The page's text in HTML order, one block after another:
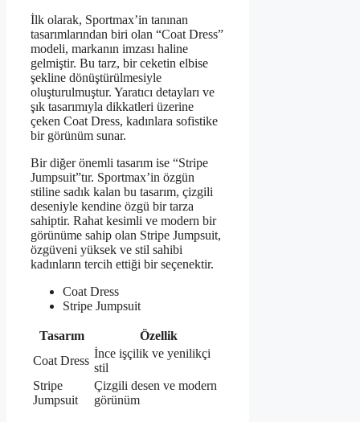
İlk olarak, Sportmax’in tanınan
tasarımlarından biri olan “Coat Dress”
modeli, markanın imzası haline
gelmiştir. Bu tarz, bir ceketin elbise
şekline dönüştürülmesiyle
oluşturulmuştur. Yaratıcı detayları ve
şık tasarımıyla dikkatleri üzerine
çeken Coat Dress, kadınlara sofistike
bir görünüm sunar.
Bir diğer önemli tasarım ise “Stripe
Jumpsuit”tır. Sportmax’in özgün
stiline sadık kalan bu tasarım, çizgili
deseniyle kendine özgü bir tarza
sahiptir. Rahat kesimli ve modern bir
görünüme sahip olan Stripe Jumpsuit,
özgüveni yüksek ve stil sahibi
kadınların tercih ettiği bir seçenektir.
Coat Dress
Stripe Jumpsuit
Tasarım
Özellik
Coat Dress
İnce işçilik ve yenilikçi
stil
Stripe
Jumpsuit
Çizgili desen ve modern
görünüm